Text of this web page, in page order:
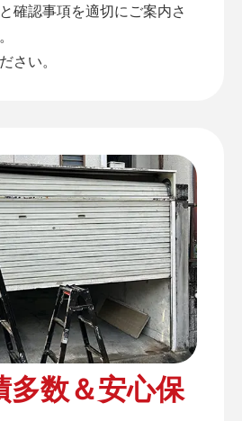
確認事項を適切にご案内さ
さい。
多数＆安心保